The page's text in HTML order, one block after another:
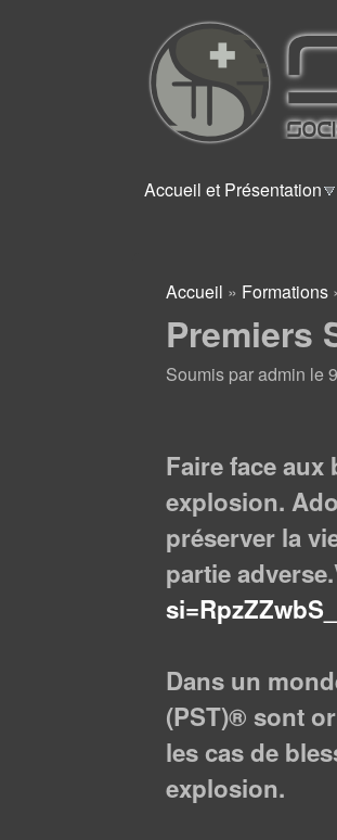
SGTT
Accueil et Présentation
Vous êtes ici
Accueil » Formations
Premiers
Soumis paradmin le
Faire face aux
explosion.
préserver la
partie
Dans un
(PST)® sont
les cas de
explosion.